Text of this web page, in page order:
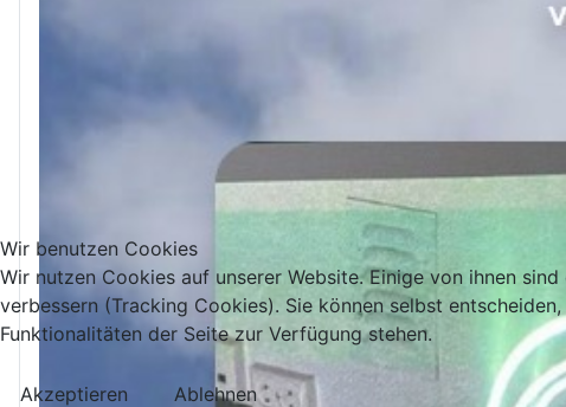
Wir benutzen Cookies
Wir nutzen Cookies auf unserer Website. Einige von ihnen
verbessern (Tracking Cookies). Sie können selbst
Funktionalitäten der Seite zur Verfügung stehen.
Akzeptieren
Ablehnen